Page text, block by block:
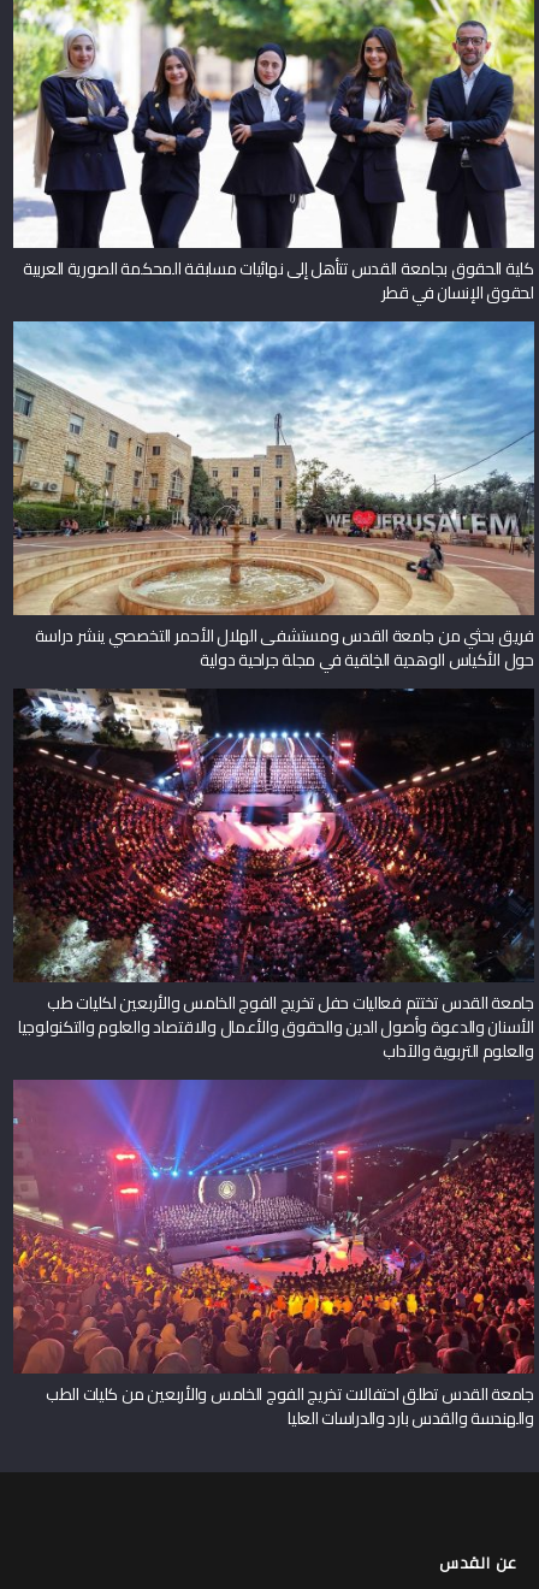
كلية الحقوق بجامعة القدس تتأهل إلى نهائيات مسابقة المحكمة الصورية العربية
لحقوق الإنسان في قطر
فريق بحثي من جامعة القدس ومستشفى الهلال الأحمر التخصصي ينشر دراسة
حول الأكياس الوهدية الخِلقية في مجلة جراحية دولية
جامعة القدس تختتم فعاليات حفل تخريج الفوج الخامس والأربعين لكليات طب
الأسنان والدعوة وأصول الدين والحقوق والأعمال والاقتصاد والعلوم والتكنولوجيا
والعلوم التربوية والآداب
جامعة القدس تطلق احتفالات تخريج الفوج الخامس والأربعين من كليات الطب
والهندسة والقدس بارد والدراسات العليا
عن القدس